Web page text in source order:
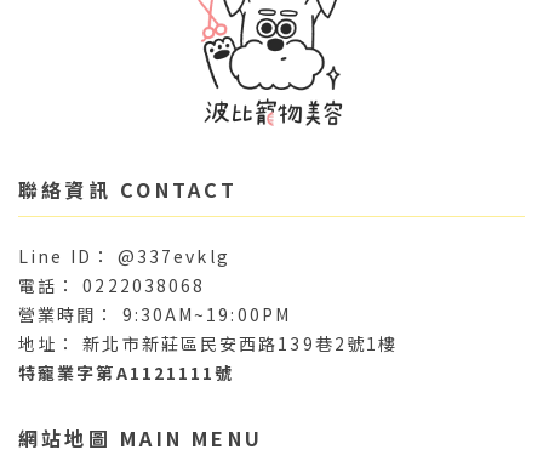
@337evklg
0222038068
9:30AM~19:00PM
新北市新莊區民安西路139巷2號1樓
特寵業字第A1121111號